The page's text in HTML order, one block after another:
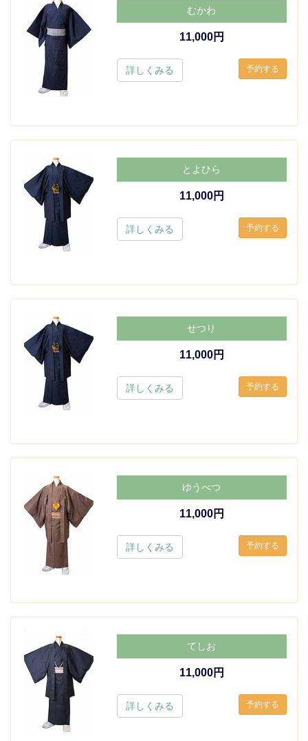
むかわ
11,000円
詳しくみる
とよひら
11,000円
詳しくみる
せつり
11,000円
詳しくみる
ゆうべつ
11,000円
詳しくみる
てしお
11,000円
詳しくみる